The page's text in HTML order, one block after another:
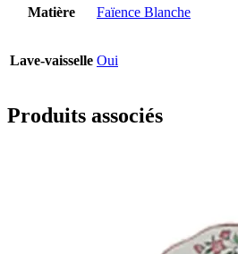
Matière Faïence Blanche
Lave-vaisselle Oui
Produits associés